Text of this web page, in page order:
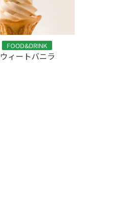
FOOD&DRINK
ィートバニラ